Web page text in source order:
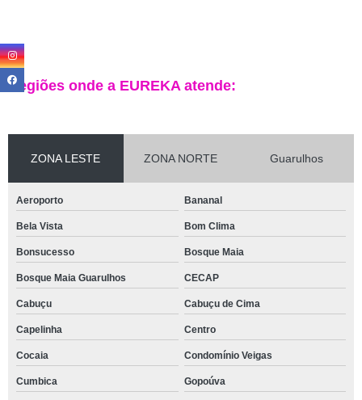
Regiões onde a EUREKA atende:
ZONA LESTE ZONA NORTE Guarulhos
Aeroporto Bananal
Bela Vista Bom Clima
Bonsucesso Bosque Maia
Bosque Maia Guarulhos CECAP
Cabuçu Cabuçu de Cima
Capelinha Centro
Cocaia Condomínio Veigas
Cumbica Gopoúva